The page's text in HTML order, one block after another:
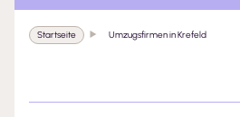
Startseite Umzugsfirmen in Krefeld